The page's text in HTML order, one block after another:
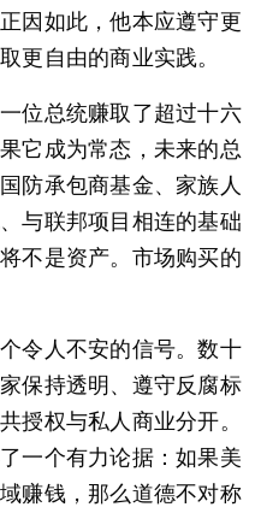
因如此，他本应遵守更
更自由的商业实践。
位总统赚取了超过十六
它成为常态，未来的总
防承包商基金、家族人
与联邦项目相连的基础
不是资产。市场购买的
令人不安的信号。数十
保持透明、遵守反腐标
授权与私人商业分开。
一个有力论据：如果美
赚钱，那么道德不对称